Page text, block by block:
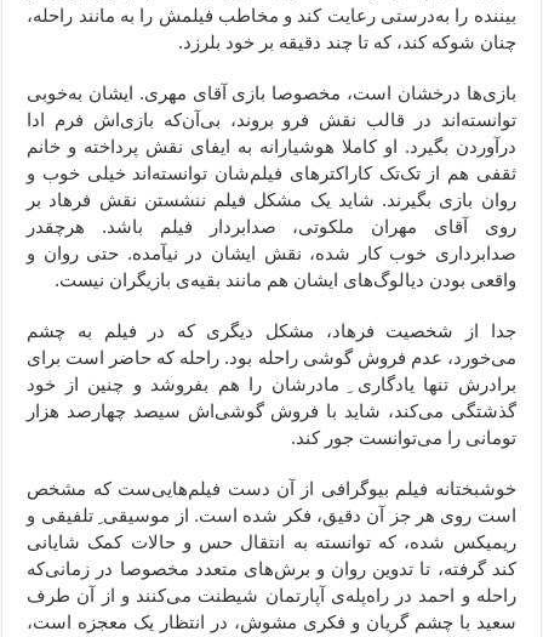
بیننده را به‌درستی رعایت کند و مخاطب فیلمش را به مانند راحله،
چنان شوکه کند،‌ که تا چند دقیقه بر خود بلرزد.
بازی‌ها درخشان است، مخصوصا بازی آقای مهری. ایشان به‌خوبی
توانسته‌اند در قالب نقش فرو بروند، بی‌آن‌که بازی‌اش فرم ادا
درآوردن بگیرد. او کاملا هوشیارانه به ایفای نقش پرداخته و خانم
ثقفی هم از تک‌تک کاراکترهای فیلم‌شان توانسته‌اند خیلی خوب و
روان بازی بگیرند. شاید یک مشکل فیلم ننشستن نقش فرهاد بر
روی آقای مهران ملکوتی، صدابردار فیلم باشد. هرچقدر
صدابرداری خوب کار شده، نقش ایشان در نیآمده. حتی روان و
واقعی بودن دیالوگ‌های ایشان هم مانند بقیه‌ی بازیگران نیست.
جدا از شخصیت فرهاد، مشکل دیگری که در فیلم به چشم
می‌خورد، عدم فروش گوشی راحله بود. راحله که حاضر است برای
برادرش تنها یادگاری ِ مادرشان را هم بفروشد و چنین از خود
گذشتگی می‌کند، شاید با فروش گوشی‌اش سیصد چهارصد هزار
تومانی را می‌توانست جور کند.
خوشبختانه فیلم بیوگرافی از آن دست فیلم‌هایی‌ست که مشخص
است روی هر جز آن دقیق، فکر شده است. از موسیقی ِ تلفیقی و
ریمیکس شده، که توانسته به انتقال حس و حالات کمک شایانی
کند گرفته، تا تدوین روان و برش‌های متعدد مخصوصا در زمانی‌که
راحله و احمد در راه‌پله‌ی آپارتمان شیطنت می‌کنند و از آن طرف
سعید با چشم گریان و فکری مشوش، در انتظار یک معجزه است،